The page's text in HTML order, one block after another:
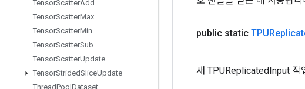
TensorScatterAdd
TensorScatterMax
TensorScatterMin
TensorScatterSub
TensorScatterUpdate
TensorStridedSliceUpdate
ThreadPool Dataset
public static
새 TPUReplicatedInput 작